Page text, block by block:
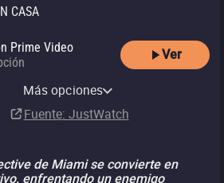
CASA
Prime Video
Ver
Prime Video with
Video
MX$149.00
TV Store
MX$149.00
video
MX$99.00
Más opciones
Fuente: JustWatch
de Miami se convierte en
enfrentando un enemigo